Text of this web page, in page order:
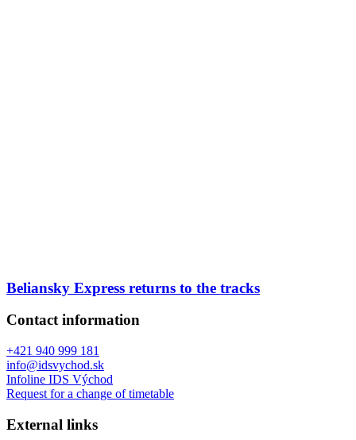
Beliansky Express returns to the tracks
Contact information
+421 940 999 181
info@idsvychod.sk
Infoline IDS Východ
Request for a change of timetable
External links